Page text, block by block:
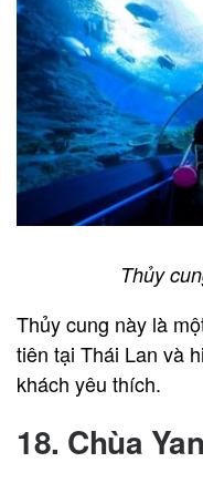
Thủy
Thủy cung này là
tiên tại Thái Lan và
khách yêu thích.
18. Chùa